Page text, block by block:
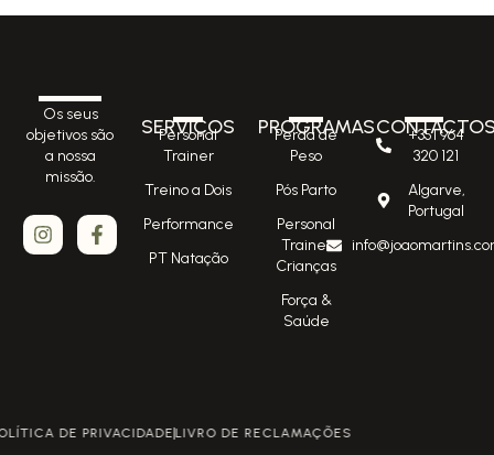
Os seus
objetivos são
a nossa
missão.
SERVIÇOS
Personal
Trainer
Treino a Dois
Performance
PT Natação
PROGRAMAS
Perda de
Peso
Pós Parto
Personal
Trainer
Crianças
Força &
Saúde
+351 964
320 121
Algarve,
Portugal
POLÍTICA DE PRIVACIDADE LIVRO DE RECLAMAÇÕES